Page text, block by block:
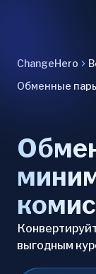
ChangeHero
Обменные
выгодным